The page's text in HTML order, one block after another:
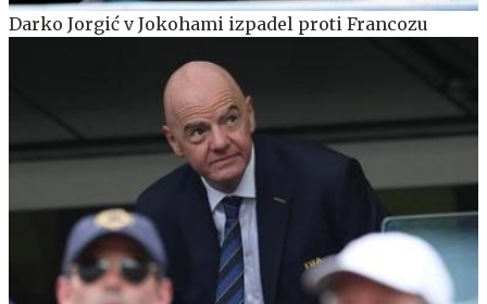
Darko Jorgić v Jokohami izpadel proti Francozu